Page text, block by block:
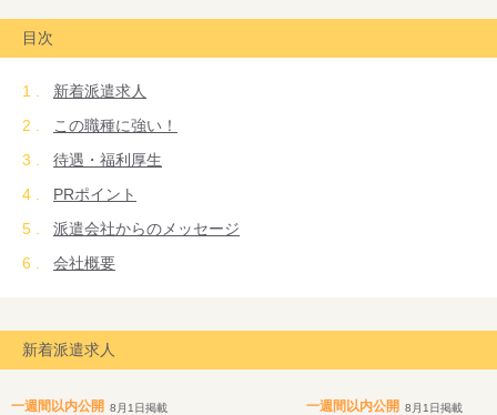
【安心の環境】
■正社員を目指せる契約社員案件あり
■平日のみ・残業少なめ（月10h以下）多数
■職場見学や事前相談も可能で安心
まずは「気になる」を押すだけでOK。
担当よりご希望条件をお伺いし、あなたに合うお仕事をご紹介し
ます。
目次
新着派遣求人
この職種に強い！
待遇・福利厚生
PRポイント
派遣会社からのメッセージ
会社概要
新着派遣求人
一週間以内公開 8月1日掲載 一週間以内公開 8月1日掲載